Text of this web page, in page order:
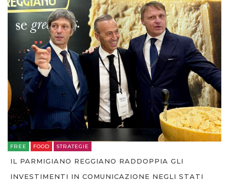
FREE FOOD STRATEGIE
IL PARMIGIANO REGGIANO RADDOPPIA GLI
INVESTIMENTI IN COMUNICAZIONE NEGLI STATI